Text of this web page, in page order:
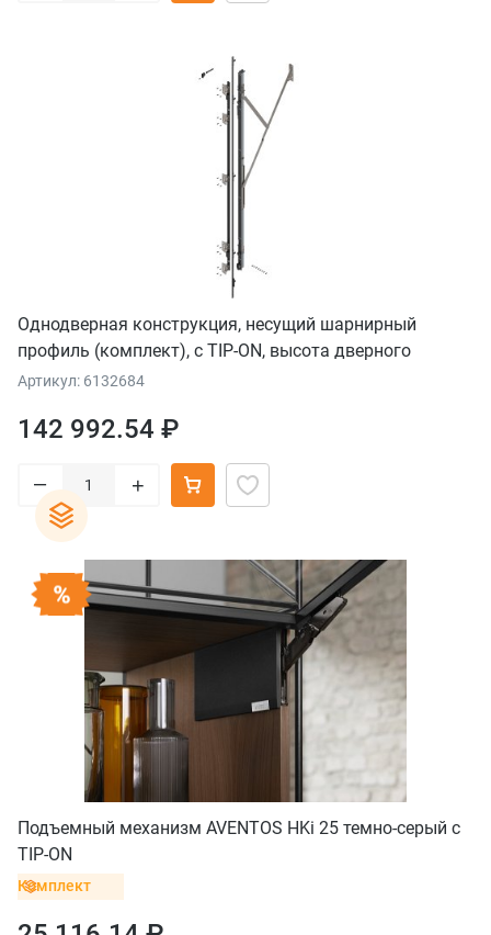
Однодверная конструкция, несущий шарнирный
профиль (комплект), с TIP-ON, высота дверного
модуля 1807–1956 мм, прав.
Артикул: 6132684
142 992.54 ₽
– +
Подъемный механизм AVENTOS HKi 25 темно-серый с
TIP-ON
Комплект